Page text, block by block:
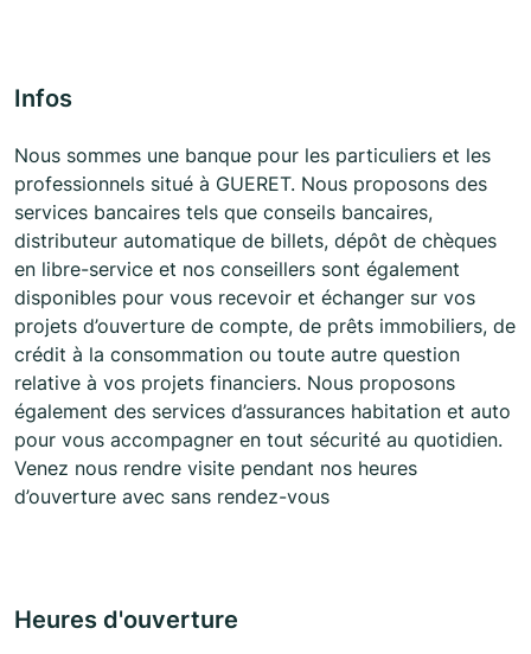
Infos
Nous sommes une banque pour les particuliers et les
professionnels situé à GUERET. Nous proposons des
services bancaires tels que conseils bancaires,
distributeur automatique de billets, dépôt de chèques
en libre-service et nos conseillers sont également
disponibles pour vous recevoir et échanger sur vos
projets d’ouverture de compte, de prêts immobiliers, de
crédit à la consommation ou toute autre question
relative à vos projets financiers. Nous proposons
également des services d’assurances habitation et auto
pour vous accompagner en tout sécurité au quotidien.
Venez nous rendre visite pendant nos heures
d’ouverture avec sans rendez-vous
Heures d'ouverture